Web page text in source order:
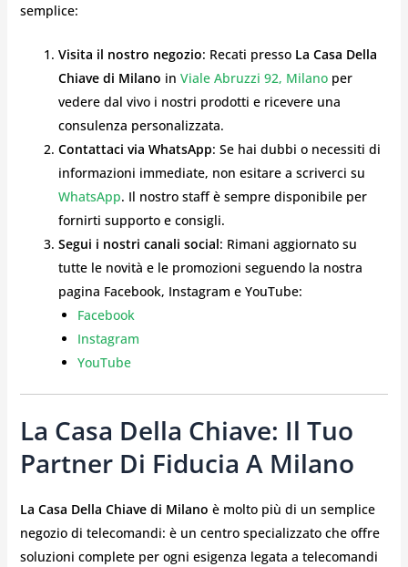
semplice:
Visita il nostro negozio: Recati presso La Casa Della
Chiave di Milano in Viale Abruzzi 92, Milanoper
vedere dal vivo i nostri prodotti e ricevere una
consulenza personalizzata.
Contattaci via WhatsApp: Se hai dubbi o necessiti di
informazioni immediate, non esitare a scriverci su
WhatsApp. Il nostro staff è sempre disponibile per
fornirti supporto e consigli.
Segui i nostri canali social: Rimani aggiornato su
tutte le novità e le promozioni seguendo la nostra
pagina Facebook, Instagram e YouTube:
Facebook
Instagram
YouTube
La Casa Della Chiave: Il Tuo
Partner Di Fiducia A Milano
La Casa Della Chiave di Milano è molto più di un semplice
negozio di telecomandi: è un centro specializzato che offre
soluzioni complete per ogni esigenza legata a telecomandi